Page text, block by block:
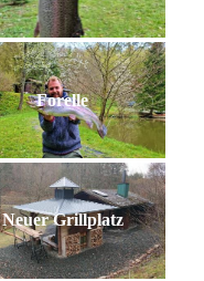
Forelle
Neuer Grillplatz